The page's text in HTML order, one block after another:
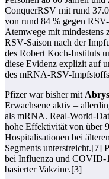
ConquerRSV mit rund
von rund 84 % gegen
Atemwege mit mindestens
RSV‑Saison nach der
des Robert Koch-Instituts
diese Evidenz explizit auf
des mRNA-RSV-
Pfizer war bisher mit
Erwachsene aktiv –
als mRNA. Real-World-
hohe Effektivität von über
Hospitalisationen bei
Segments unterstreicht.[7]
bei Influenza und
basierter Vakzine.[3]